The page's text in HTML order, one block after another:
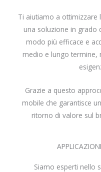
Ti aiutiamo a ottimizzare
una soluzione in grado
modo più efficace e
medio e lungo termine,
Grazie a questo
mobile che garantisce
ritorno di valore sul
Siamo esperti nello